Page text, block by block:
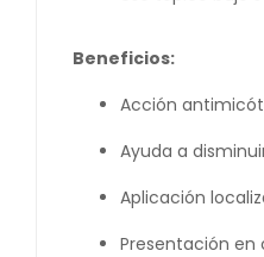
Beneficios:
Acción
Ayuda a
Aplicación
Presentación